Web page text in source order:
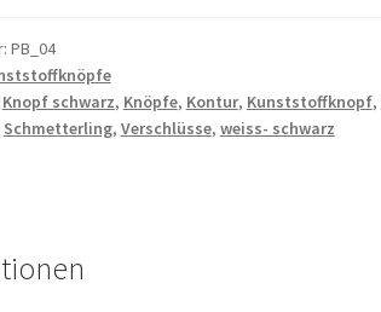
PB_04
Knopf schwarz, Knöpfe, Kontur, Kunststoffknopf,
Schmetterling, Verschlüsse, weiss- schwarz